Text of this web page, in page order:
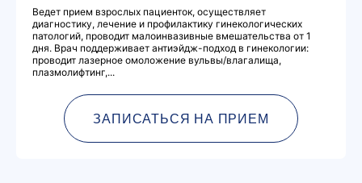
Ведет прием взрослых пациенток, осуществляет
диагностику, лечение и профилактику гинекологических
патологий, проводит малоинвазивные вмешательства от 1
дня. Врач поддерживает антиэйдж-подход в гинекологии:
проводит лазерное омоложение вульвы/влагалища,
плазмолифтинг,...
ЗАПИСАТЬСЯ НА ПРИЕМ